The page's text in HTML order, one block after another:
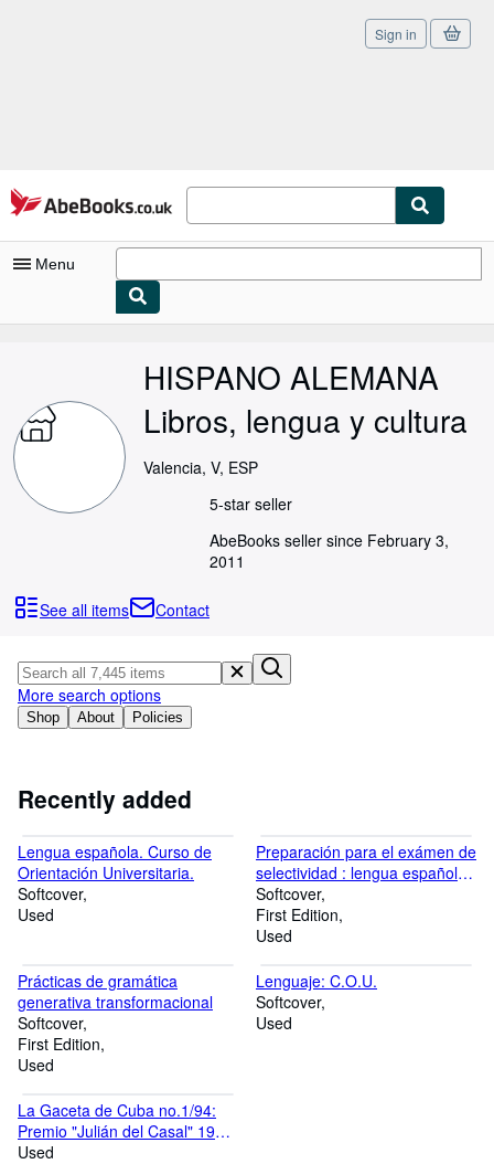
Skip to main content
AbeBooks.co.uk
Sign in
Menu
Sign Off
Advanced Search
Browse Collections
Textbooks
Start Selling
Help
HISPANO ALEMANA
Libros, lengua y cultura
Valencia, V, ESP
5-star seller
AbeBooks seller since February 3,
2011
See all items Contact
Shop About Policies
More search options
Recently added
Lengua española. Curso de
Orientación Universitaria.
Softcover
Used
Preparación para el exámen de
selectividad : lengua española
(Distrito Unico de mAdrid y
Distrito de la UNED)
Softcover
First Edition
Used
Prácticas de gramática
generativa transformacional
Softcover
First Edition
Used
Lenguaje: C.O.U.
Softcover
Used
La Gaceta de Cuba no.1/94:
Premio "Julián del Casal" 1993
/ Entrevista a Carlos Varela /
Used